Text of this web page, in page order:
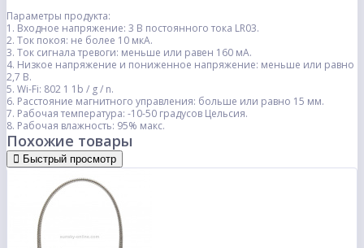
Параметры продукта:
1. Входное напряжение: 3 В постоянного тока LR03.
2. Ток покоя: не более 10 мкА.
3. Ток сигнала тревоги: меньше или равен 160 мА.
4. Низкое напряжение и пониженное напряжение: меньше или равно
2,7 В.
5. Wi-Fi: 802 1 1b / g / n.
6. Расстояние магнитного управления: больше или равно 15 мм.
7. Рабочая температура: -10-50 градусов Цельсия.
8. Рабочая влажность: 95% макс.
Похожие товары
Быстрый просмотр